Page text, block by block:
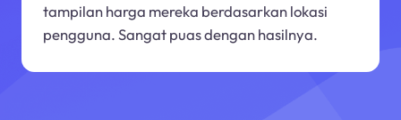
tampilan harga mereka berdasarkan lokasi
pengguna. Sangat puas dengan hasilnya.